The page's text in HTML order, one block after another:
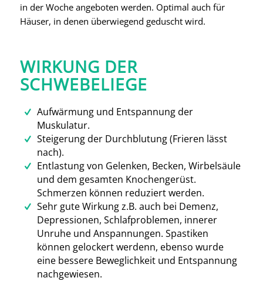
in der Woche angeboten werden. Optimal auch für
Häuser, in denen überwiegend geduscht wird.
WIRKUNG DER
SCHWEBELIEGE
Aufwärmung und Entspannung der
Muskulatur.
Steigerung der Durchblutung (Frieren lässt
nach).
Entlastung von Gelenken, Becken, Wirbelsäule
und dem gesamten Knochengerüst.
Schmerzen können reduziert werden.
Sehr gute Wirkung z.B. auch bei Demenz,
Depressionen, Schlafproblemen, innerer
Unruhe und Anspannungen. Spastiken
können gelockert werdenn, ebenso wurde
eine bessere Beweglichkeit und Entspannung
nachgewiesen.